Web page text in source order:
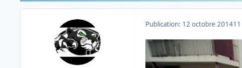
Publication: 12 octobre 2014